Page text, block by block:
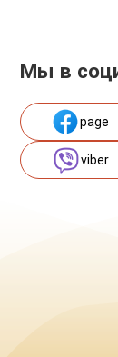
Мы в
page
viber